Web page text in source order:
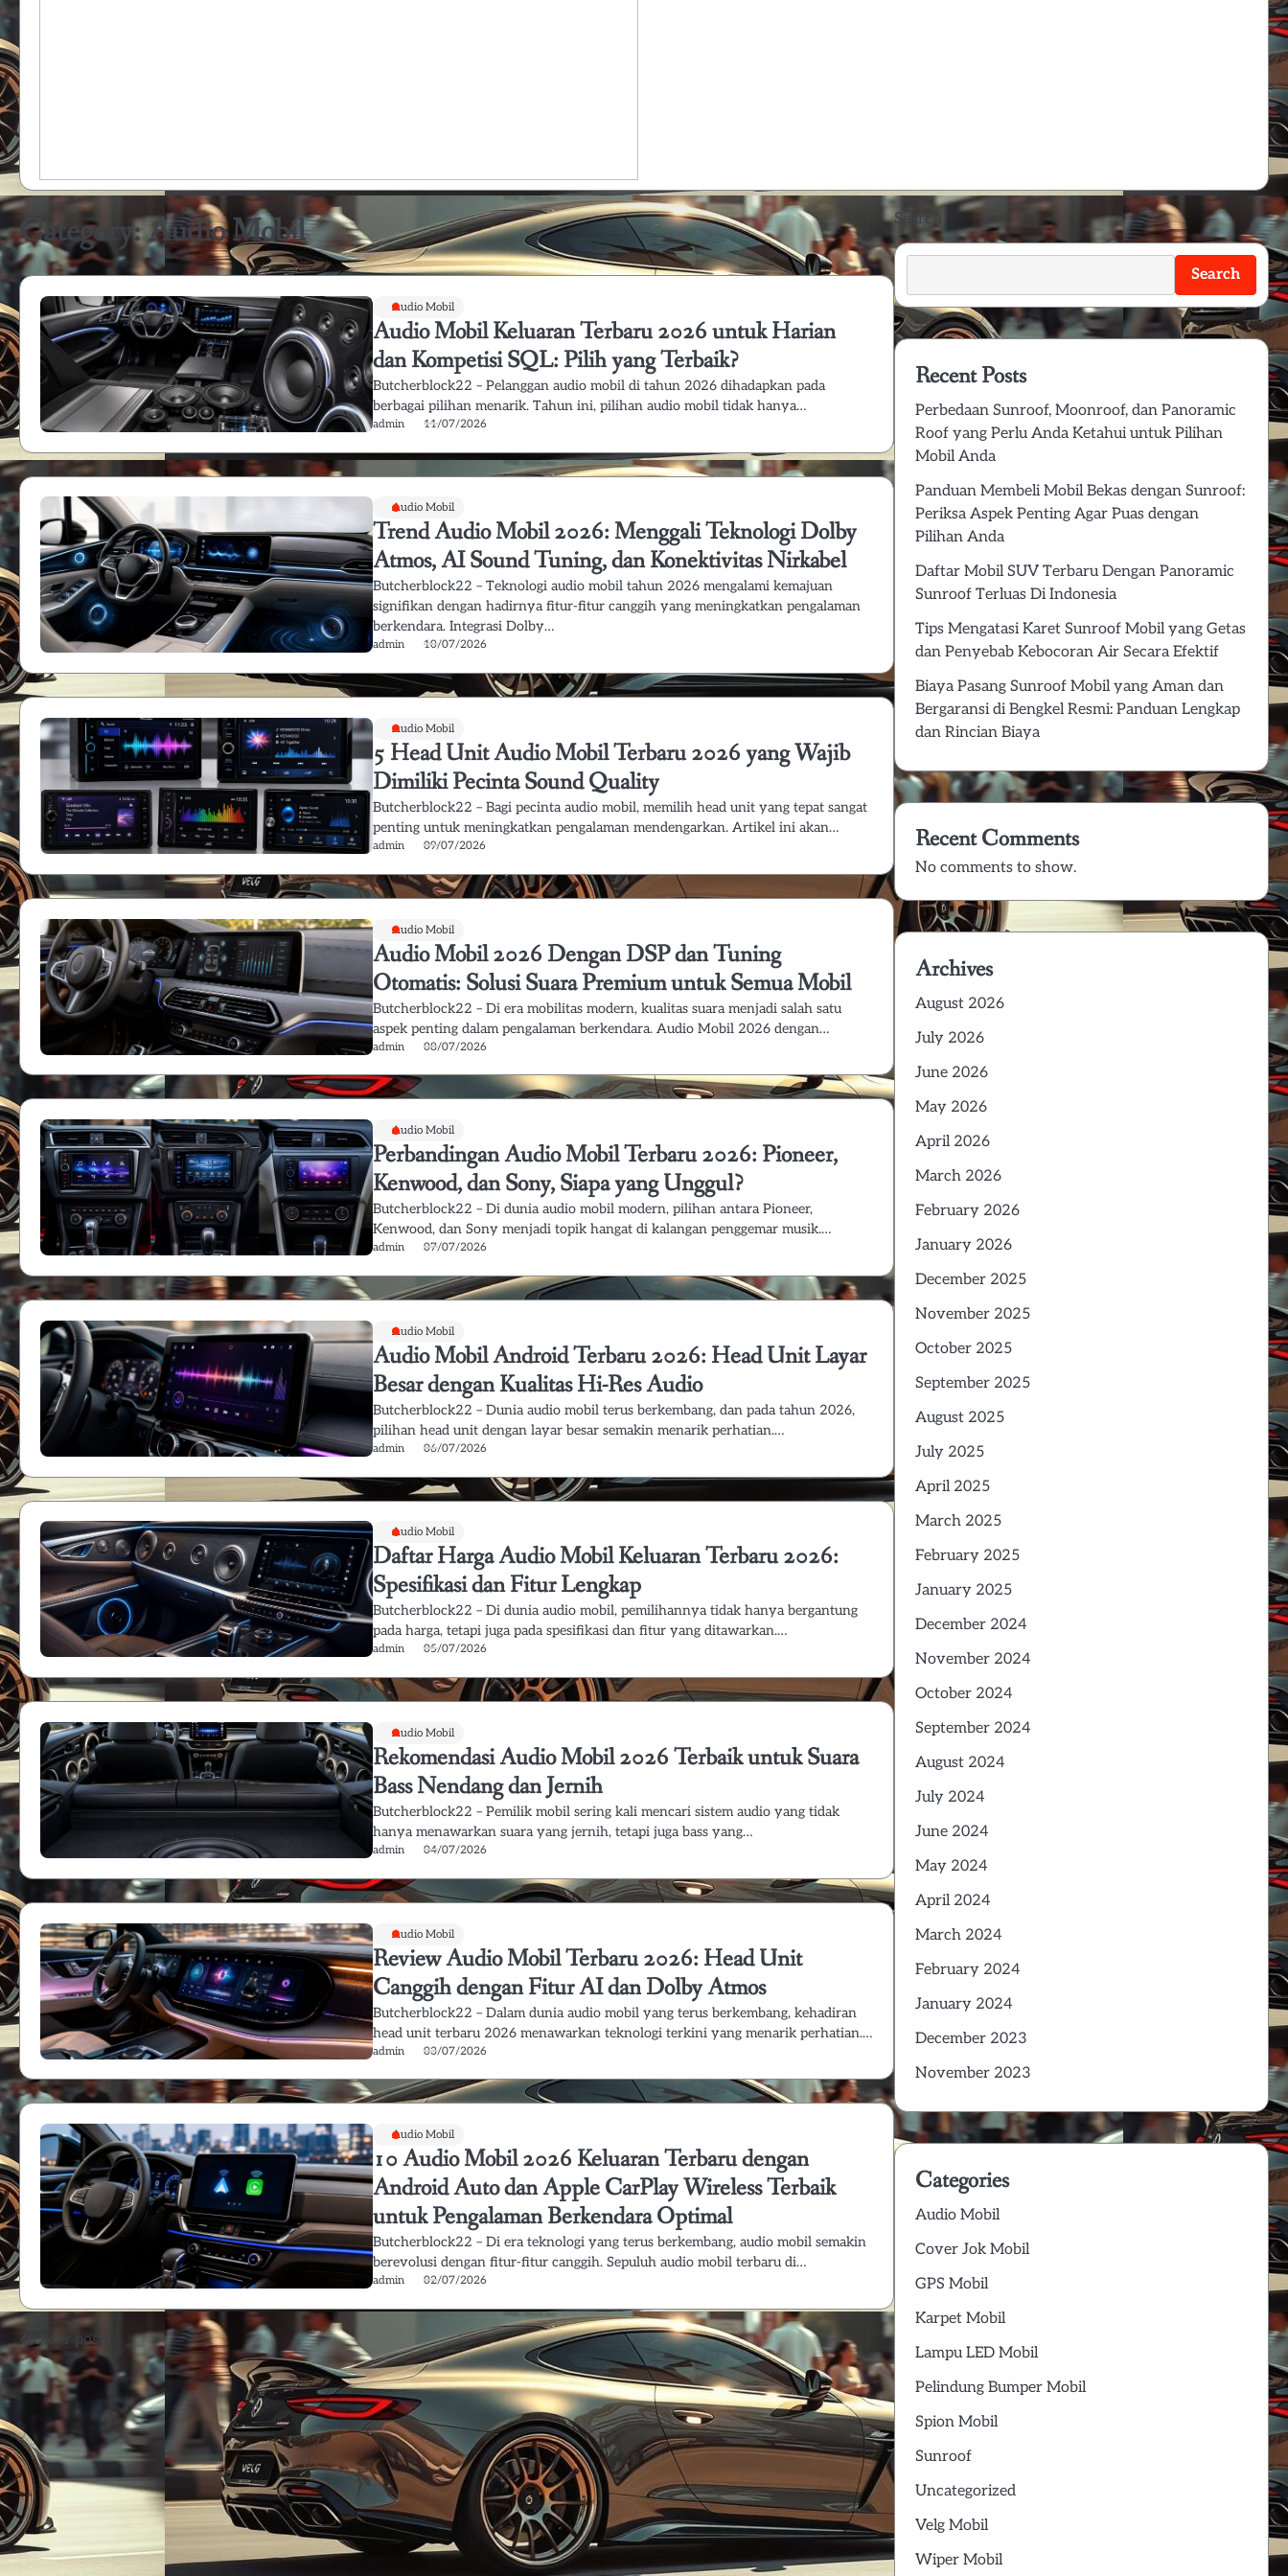
Category:Audio Mobil
Audio Mobil
Audio Mobil Keluaran Terbaru 2026 untuk Harian
dan Kompetisi SQL: Pilih yang Terbaik?
Butcherblock22 – Pelanggan audio mobil di tahun 2026 dihadapkan pada
berbagai pilihan menarik. Tahun ini, pilihan audio mobil tidak hanya…
admin 11/07/2026
Audio Mobil
Trend Audio Mobil 2026: Menggali Teknologi Dolby
Atmos, AI Sound Tuning, dan Konektivitas Nirkabel
Butcherblock22 – Teknologi audio mobil tahun 2026 mengalami kemajuan
signifikan dengan hadirnya fitur-fitur canggih yang meningkatkan pengalaman
berkendara. Integrasi Dolby…
admin 10/07/2026
Audio Mobil
5 Head Unit Audio Mobil Terbaru 2026 yang Wajib
Dimiliki Pecinta Sound Quality
Butcherblock22 – Bagi pecinta audio mobil, memilih head unit yang tepat sangat
penting untuk meningkatkan pengalaman mendengarkan. Artikel ini akan…
admin 09/07/2026
Audio Mobil
Audio Mobil 2026 Dengan DSP dan Tuning
Otomatis: Solusi Suara Premium untuk Semua Mobil
Butcherblock22 – Di era mobilitas modern, kualitas suara menjadi salah satu
aspek penting dalam pengalaman berkendara. Audio Mobil 2026 dengan…
admin 08/07/2026
Audio Mobil
Perbandingan Audio Mobil Terbaru 2026: Pioneer,
Kenwood, dan Sony, Siapa yang Unggul?
Butcherblock22 – Di dunia audio mobil modern, pilihan antara Pioneer,
Kenwood, dan Sony menjadi topik hangat di kalangan penggemar musik.…
admin 07/07/2026
Audio Mobil
Audio Mobil Android Terbaru 2026: Head Unit Layar
Besar dengan Kualitas Hi-Res Audio
Butcherblock22 – Dunia audio mobil terus berkembang, dan pada tahun 2026,
pilihan head unit dengan layar besar semakin menarik perhatian.…
admin 06/07/2026
Audio Mobil
Daftar Harga Audio Mobil Keluaran Terbaru 2026:
Spesifikasi dan Fitur Lengkap
Butcherblock22 – Di dunia audio mobil, pemilihannya tidak hanya bergantung
pada harga, tetapi juga pada spesifikasi dan fitur yang ditawarkan.…
admin 05/07/2026
Audio Mobil
Rekomendasi Audio Mobil 2026 Terbaik untuk Suara
Bass Nendang dan Jernih
Butcherblock22 – Pemilik mobil sering kali mencari sistem audio yang tidak
hanya menawarkan suara yang jernih, tetapi juga bass yang…
admin 04/07/2026
Audio Mobil
Review Audio Mobil Terbaru 2026: Head Unit
Canggih dengan Fitur AI dan Dolby Atmos
Butcherblock22 – Dalam dunia audio mobil yang terus berkembang, kehadiran
head unit terbaru 2026 menawarkan teknologi terkini yang menarik perhatian.…
admin 03/07/2026
Audio Mobil
10 Audio Mobil 2026 Keluaran Terbaru dengan
Android Auto dan Apple CarPlay Wireless Terbaik
untuk Pengalaman Berkendara Optimal
Butcherblock22 – Di era teknologi yang terus berkembang, audio mobil semakin
berevolusi dengan fitur-fitur canggih. Sepuluh audio mobil terbaru di…
admin 02/07/2026
Posts
navigation
Older posts
Search
Search
Recent Posts
Perbedaan Sunroof, Moonroof, dan Panoramic
Roof yang Perlu Anda Ketahui untuk Pilihan
Mobil Anda
Panduan Membeli Mobil Bekas dengan Sunroof:
Periksa Aspek Penting Agar Puas dengan
Pilihan Anda
Daftar Mobil SUV Terbaru Dengan Panoramic
Sunroof Terluas Di Indonesia
Tips Mengatasi Karet Sunroof Mobil yang Getas
dan Penyebab Kebocoran Air Secara Efektif
Biaya Pasang Sunroof Mobil yang Aman dan
Bergaransi di Bengkel Resmi: Panduan Lengkap
dan Rincian Biaya
Recent Comments
No comments to show.
Archives
August 2026
July 2026
June 2026
May 2026
April 2026
March 2026
February 2026
January 2026
December 2025
November 2025
October 2025
September 2025
August 2025
July 2025
April 2025
March 2025
February 2025
January 2025
December 2024
November 2024
October 2024
September 2024
August 2024
July 2024
June 2024
May 2024
April 2024
March 2024
February 2024
January 2024
December 2023
November 2023
Categories
Audio Mobil
Cover Jok Mobil
GPS Mobil
Karpet Mobil
Lampu LED Mobil
Pelindung Bumper Mobil
Spion Mobil
Sunroof
Uncategorized
Velg Mobil
Wiper Mobil